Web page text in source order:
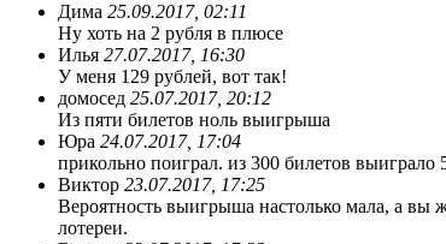
Дима 25.09.2017, 02:11
Ну хоть на 2 рубля в плюсе
Илья 27.07.2017, 16:30
У меня 129 рублей, вот так!
домосед 25.07.2017, 20:12
Из пяти билетов ноль выигрыша
Юра 24.07.2017, 17:04
прикольно поиграл. из 300 билетов
Виктор 23.07.2017, 17:25
Вероятность выигрыша настолько мала, а вы
лотереи.